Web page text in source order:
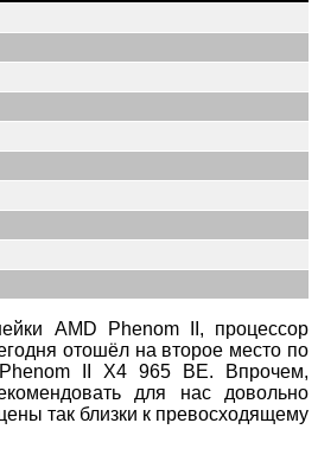
AMD Phenom II, процессор
отошёл на второе место по
II X4 965 BE. Впрочем,
для нас довольно
так близки к превосходящему